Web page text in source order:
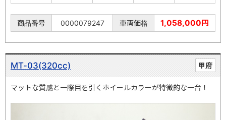
商品番号 0000079247 車両価格 1,058,000円
甲府
MT-03(320cc)
マットな質感と一際目を引くホイールカラーが特徴的な一台！